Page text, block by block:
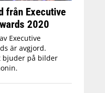
från Executive
2020
Executive
är avgjord.
bjuder på bilder